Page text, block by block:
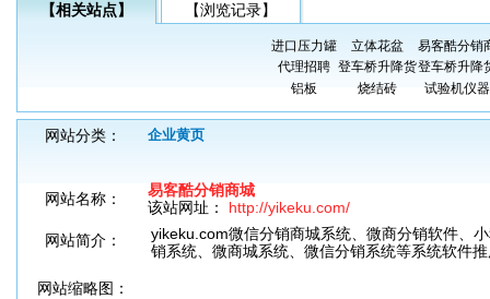
【相关站点】 【浏览记录】
进口压力罐 立体花盆
易客酷分销
代理招聘 登车桥升降货登车桥升降
铝板
烧结砖 试验机仪
网站分类： 企业黄页
网站名称：
易客酷分销商城
该站网址： http://yikeku.com/
网站简介：
yikeku.com微信分销商城系统、微商分销软件、
销系统、微商城系统、微信分销系统等系统软件
网站缩略图：